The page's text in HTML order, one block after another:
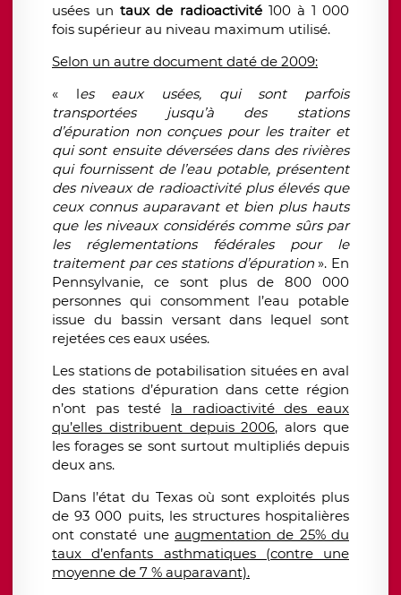
usées untaux de radioactivité100 à 1 000
fois supérieur au niveau maximum utilisé.
Selon un autre document daté de 2009:
« les eaux usées, qui sont parfois
transportées jusqu’à des stations
d’épuration non conçues pour les traiter et
qui sont ensuite déversées dans des rivières
qui fournissent de l’eau potable, présentent
des niveaux de radioactivité plus élevés que
ceux connus auparavant et bien plus hauts
que les niveaux considérés comme sûrs par
les réglementations fédérales pour le
traitement par ces stations d’épuration». En
Pennsylvanie, ce sont plus de 800 000
personnes qui consomment l’eau potable
issue du bassin versant dans lequel sont
rejetées ces eaux usées.
Les stations de potabilisation situées en aval
des stations d’épuration dans cette région
n’ont pas testé la radioactivité des eaux
qu’elles distribuent depuis 2006, alors que
les forages se sont surtout multipliés depuis
deux ans.
Dans l’état du Texas où sont exploités plus
de 93 000 puits, les structures hospitalières
ont constaté une augmentation de 25% du
taux d’enfants asthmatiques (contre une
moyenne de 7 % auparavant).